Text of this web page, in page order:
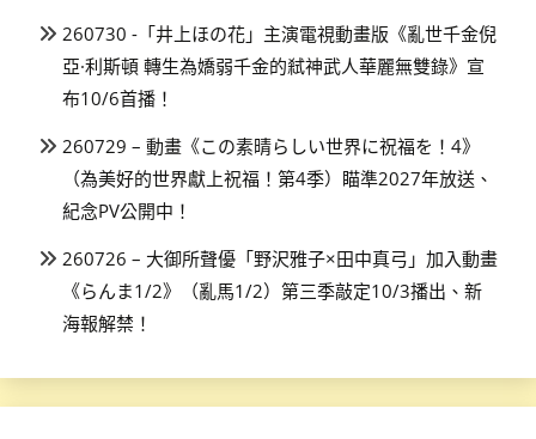
260730 -「井上ほの花」主演電視動畫版《亂世千金倪
亞·利斯頓 轉生為嬌弱千金的弒神武人華麗無雙錄》宣
布10/6首播！
260729 – 動畫《この素晴らしい世界に祝福を！4》
（為美好的世界獻上祝福！第4季）瞄準2027年放送、
紀念PV公開中！
260726 – 大御所聲優「野沢雅子×田中真弓」加入動畫
《らんま1/2》（亂馬1/2）第三季敲定10/3播出、新
海報解禁！